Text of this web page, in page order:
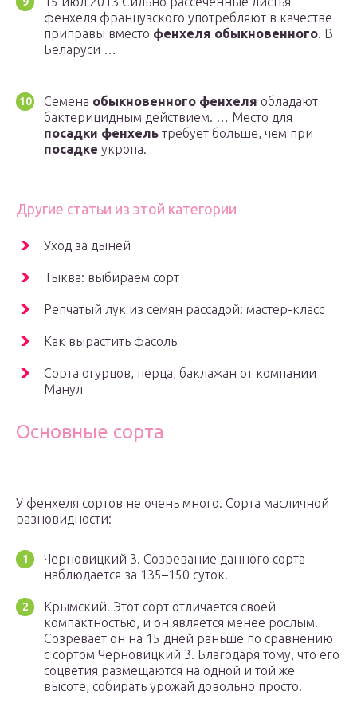
фенхеля французского употребляют в качестве
приправы вместо фенхеля обыкновенного. В
Беларуси …
Семена обыкновенного фенхеля обладают
бактерицидным действием. … Место для
посадки фенхель требует больше, чем при
посадке укропа.
Другие статьи из этой категории
Уход за дыней
Тыква: выбираем сорт
Репчатый лук из семян рассадой: мастер-класс
Как вырастить фасоль
Сорта огурцов, перца, баклажан от компании
Манул
Основные сорта
У фенхеля сортов не очень много. Сорта масличной
разновидности:
Черновицкий 3. Созревание данного сорта
наблюдается за 135–150 суток.
Крымский. Этот сорт отличается своей
компактностью, и он является менее рослым.
Созревает он на 15 дней раньше по сравнению
с сортом Черновицкий 3. Благодаря тому, что его
соцветия размещаются на одной и той же
высоте, собирать урожай довольно просто.